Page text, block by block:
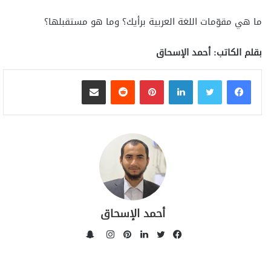
ما هي مقوّمات اللغة العربية برأيك؟ وما هو مستقبلها؟
بقلم الكاتب: أحمد الإسحاق
لينكدإن بينتيريست مشاركة عبر البريد
أحمد الإسحاق